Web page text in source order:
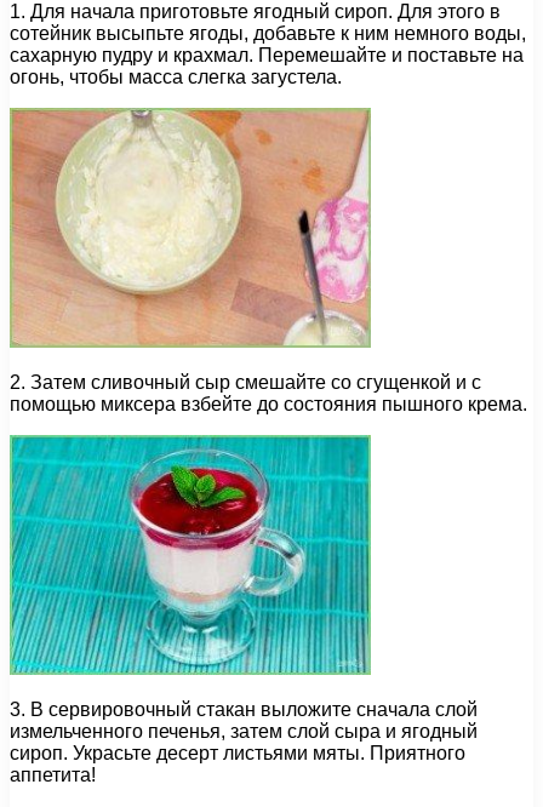
1. Для начала приготовьте ягодный сироп. Для этого в
сотейник высыпьте ягоды, добавьте к ним немного воды,
сахарную пудру и крахмал. Перемешайте и поставьте на
огонь, чтобы масса слегка загустела.
2. Затем сливочный сыр смешайте со сгущенкой и с
помощью миксера взбейте до состояния пышного крема.
3. В сервировочный стакан выложите сначала слой
измельченного печенья, затем слой сыра и ягодный
сироп. Украсьте десерт листьями мяты. Приятного
аппетита!